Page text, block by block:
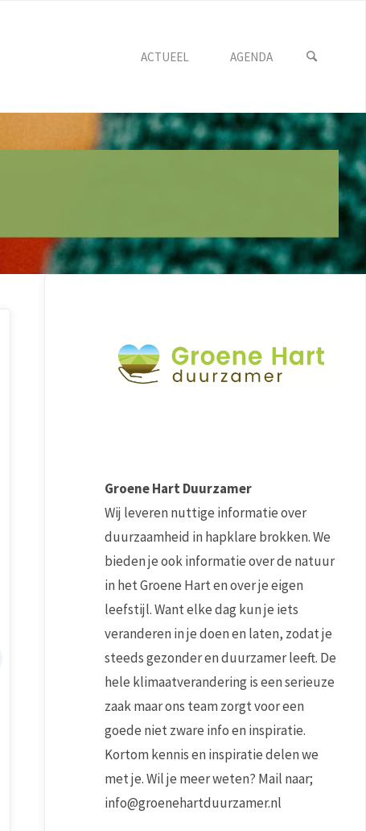
ACTUEEL AGENDA
Groene Hart Duurzamer
Wij leveren nuttige informatie over
duurzaamheid in hapklare brokken. We
bieden je ook informatie over de natuur
in het Groene Hart en over je eigen
leefstijl. Want elke dag kun je iets
veranderen in je doen en laten, zodat je
steeds gezonder en duurzamer leeft. De
hele klimaatverandering is een serieuze
zaak maar ons team zorgt voor een
goede niet zware info en inspiratie.
Kortom kennis en inspiratie delen we
met je. Wil je meer weten? Mail naar;
info@groenehartduurzamer.nl